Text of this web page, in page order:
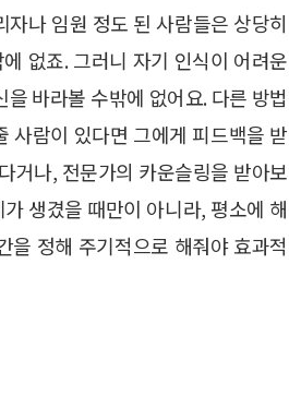
나 임원 정도 된 사람들은 상당히
없죠. 그러니 자기 인식이 어려운
바라볼 수밖에 없어요. 다른 방법
사람이 있다면 그에게 피드백을 받
거나, 전문가의 카운슬링을 받아보
생겼을 때만이 아니라, 평소에 해
을 정해 주기적으로 해줘야 효과적